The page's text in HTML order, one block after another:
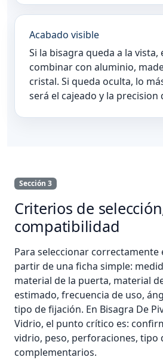
Acabado visible
Si la bisagra queda a la vista,
combinar con aluminio,
cristal. Si queda oculta, lo
será el cajeado y la precision
Sección 3
Criterios de
compatibilidad
Para seleccionar correctamente
partir de una ficha simple:
material de la puerta, material
estimado, frecuencia de uso,
tipo de fijación. En Bisagra De
Vidrio, el punto crítico es:
vidrio, peso, perforaciones, tipo
complementarios.